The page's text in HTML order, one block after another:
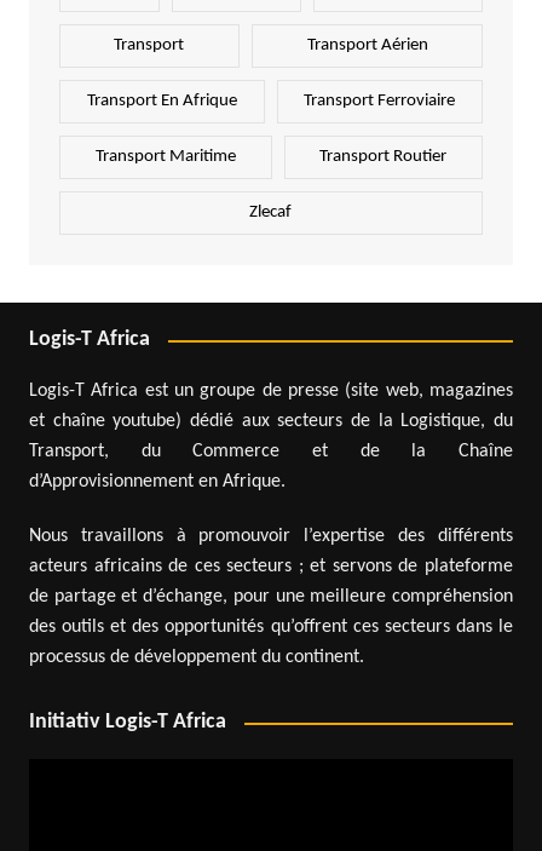
Transport Transport Aérien
Transport En Afrique Transport Ferroviaire
Transport Maritime Transport Routier
Zlecaf
Logis-T Africa
Logis-T Africa est un groupe de presse (site web, magazines
et chaîne youtube) dédié aux secteurs de la Logistique, du
Transport, du Commerce et de la Chaîne
d’Approvisionnement en Afrique.
Nous travaillons à promouvoir l’expertise des différents
acteurs africains de ces secteurs ; et servons de plateforme
de partage et d’échange, pour une meilleure compréhension
des outils et des opportunités qu’offrent ces secteurs dans le
processus de développement du continent.
Initiativ Logis-T Africa